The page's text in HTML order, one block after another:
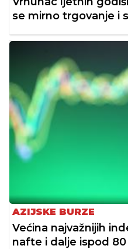
se mirno trgovanje i
AZIJSKE BURZE
Većina najvažnijih
nafte i dalje ispod 80